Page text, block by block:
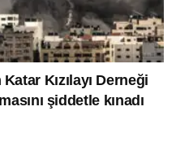
Kızılayı Derneği
şiddetle kınadı